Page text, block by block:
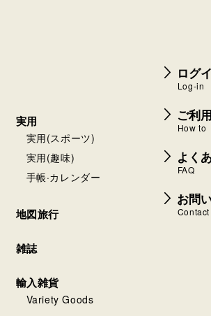
実用
実用(スポーツ)
実用(趣味)
手帳·カレンダー
地図旅行
雑誌
輸入雑貨
Variety Goods
ログ
Log-in
ご利
How to
よく
FAQ
お問
Contact